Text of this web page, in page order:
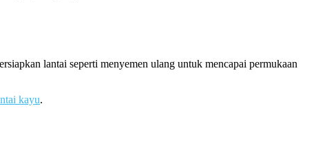
lantai seperti menyemen ulang untuk mencapai permukaan
kayu.